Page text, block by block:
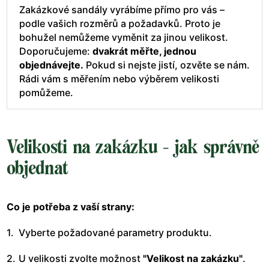
Zakázkové sandály vyrábíme přímo pro vás –
podle vašich rozměrů a požadavků. Proto je
bohužel nemůžeme vyměnit za jinou velikost.
Doporučujeme: dvakrát měřte, jednou
objednávejte. Pokud si nejste jistí, ozvěte se nám.
Rádi vám s měřením nebo výběrem velikosti
pomůžeme.
Velikosti na zakázku - jak správně
objednat
Co je potřeba z vaší strany:
Vyberte požadované parametry produktu.
U velikosti zvolte možnost "Velikost na zakázku".